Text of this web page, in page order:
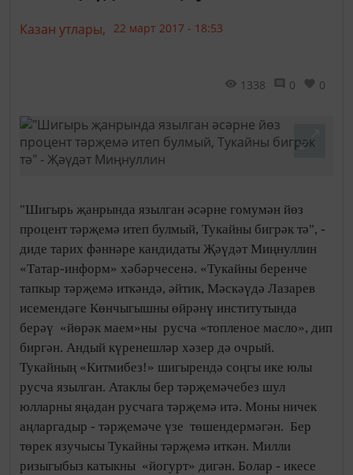
Казан утлары, 22 март 2017 - 18:53
1338 0 0
"Шигырь җанрында язылган әсәрне гомумән йөз
процент тәрҗемә итеп булмый, Тукайны бигрәк тә", -
диде тарих фәннәре кандидаты Җәүдәт Миңнуллин
«Татар-информ» хәбәрчесенә. «Тукайны беренче
тапкыр тәрҗемә иткәндә, әйтик, Мәскәүдә Лазарев
исемендәге Көнчыгышны өйрәнү институтында
берәү «йөрәк маем»ны русча «топленое масло», дип
биргән. Андый күренешләр хәзер дә очрый.
Тукайның «Китмибез!» шигырендә соңгы ике юлы
русча язылган. Атаклы бер тәрҗемәчебез шул
юлларны яңадан русчага тәрҗемә итә. Моны ничек
аңларгадыр - тәрҗемәче үзе төшендермәгән. Бер
төрек язучысы Тукайны тәрҗемә иткән. Милли
ризыгыбыз катыкны «йогурт» дигән. Болар - икесе